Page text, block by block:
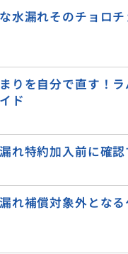
水漏れそのチョロ
りを自分で直す！
ド
れ特約加入前に確
れ補償対象外とな